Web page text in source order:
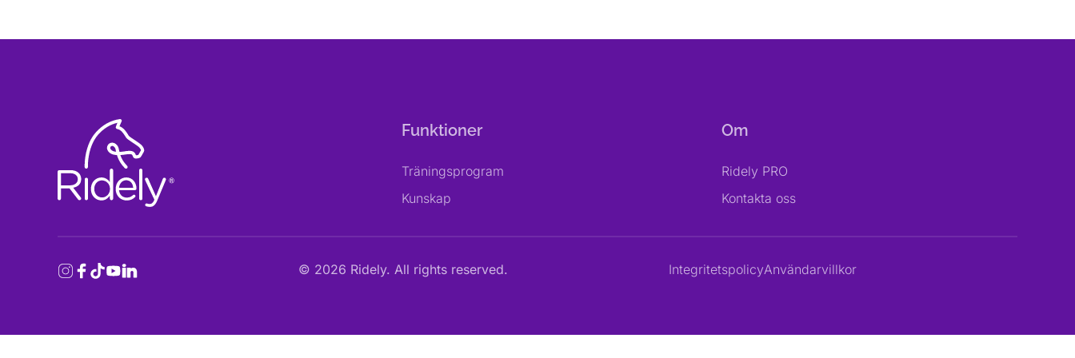
Funktioner
Träningsprogram
Kunskap
Om
Ridely PRO
Kontakta oss
© 2026 Ridely. All rights reserved. IntegritetspolicyAnvändarvillkor